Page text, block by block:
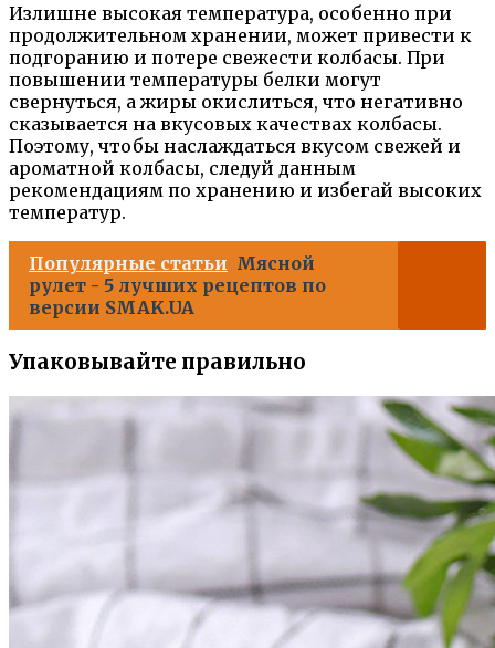
Излишне высокая температура, особенно при
продолжительном хранении, может привести к
подгоранию и потере свежести колбасы. При
повышении температуры белки могут
свернуться, а жиры окислиться, что негативно
сказывается на вкусовых качествах колбасы.
Поэтому, чтобы наслаждаться вкусом свежей и
ароматной колбасы, следуй данным
рекомендациям по хранению и избегай высоких
температур.
Популярные статьи Мясной
рулет - 5 лучших рецептов по
версии SMAK.UA
Упаковывайте правильно